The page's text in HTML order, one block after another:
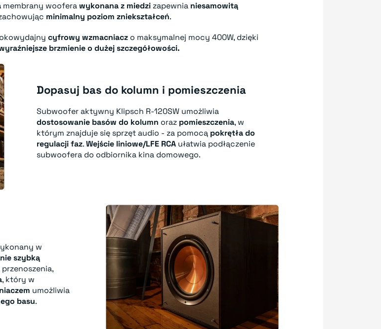
membrany wooferawykonana z miedzi zapewnia niesamowitą
minimalny poziom zniekształceń.
cyfrowy wzmacniacz o maksymalnej mocy 400W, dzięki
brzmienie o dużej szczegółowości.
Dopasuj bas do kolumn i pomieszczenia
Subwoofer aktywny Klipsch R-120SW umożliwia
dostosowanie basów do kolumn oraz pomieszczenia, w
którym znajduje się sprzęt audio - za pomocą pokrętła do
regulacji faz.Wejście liniowe/LFE RCA ułatwia podłączenie
subwoofera do odbiornika kina domowego.
w
szybką
, który w
umożliwia
basu.